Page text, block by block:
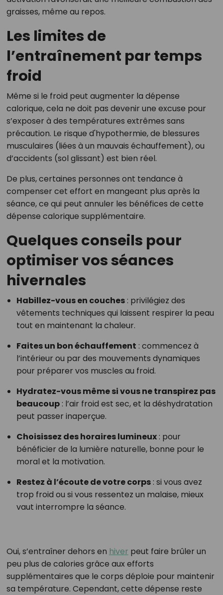
graisses, même au repos.
Les limites de
l’entraînement par temps
froid
Même si le froid peut augmenter la dépense
calorique, cela ne doit pas devenir une excuse pour
s’exposer à des températures extrêmes sans
précaution. Le risque d'hypothermie, de blessures
musculaires (liées à un mauvais échauffement), ou
d’accidents (sol glissant) est bien réel.
De plus, certaines personnes ont tendance à
compenser cet effort en mangeant plus après la
séance, ce qui peut annuler les bénéfices de cette
dépense calorique supplémentaire.
Quelques conseils pour
optimiser vos séances
hivernales
Habillez-vous en couches: privilégiez des
vêtements techniques qui laissent respirer la peau
tout en maintenant la chaleur.
Faites un bon échauffement : commencez à
l’intérieur ou par des mouvements dynamiques
pour préparer vos muscles au froid.
Hydratez-vous même si vous ne transpirez pas
beaucoup: l’air froid est sec, et la déshydratation
peut passer inaperçue.
Choisissez des horaires lumineux: pour
bénéficier de la lumière naturelle, bonne pour le
moral et la motivation.
Restez à l’écoute de votre corps: si vous avez
trop froid ou si vous ressentez un malaise, mieux
vaut interrompre la séance.
Oui, s’entraîner dehors en hiver peut faire brûler un
peu plus de calories grâce aux efforts
supplémentaires que le corps déploie pour maintenir
sa température. Cependant, cette dépense reste